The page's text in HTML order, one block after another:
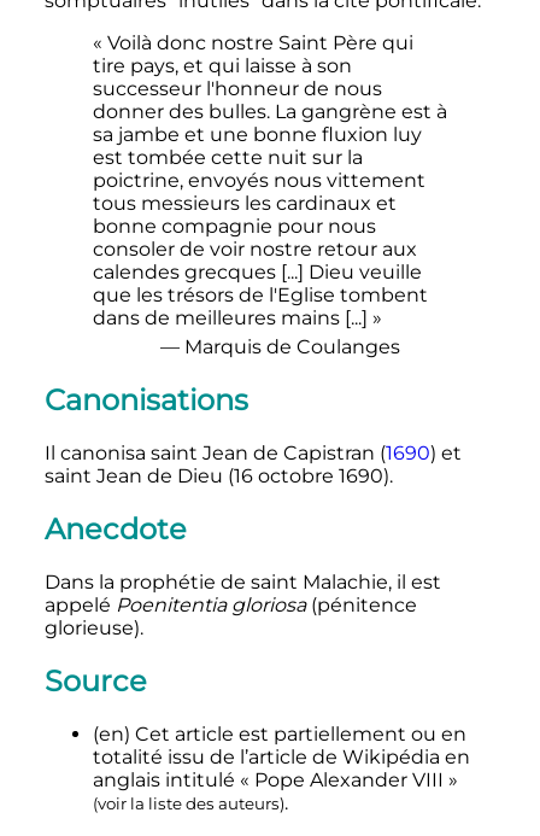
« Voilà donc nostre Saint Père qui
tire pays, et qui laisse à son
successeur l'honneur de nous
donner des bulles. La gangrène est à
sa jambe et une bonne fluxion luy
est tombée cette nuit sur la
poictrine, envoyés nous vittement
tous messieurs les cardinaux et
bonne compagnie pour nous
consoler de voir nostre retour aux
calendes grecques [...] Dieu veuille
que les trésors de l'Eglise tombent
dans de meilleures mains [...] »
— Marquis de Coulanges
Canonisations
Il canonisa saint Jean de Capistran (1690) et
saint Jean de Dieu (16 octobre 1690).
Anecdote
Dans la prophétie de saint Malachie, il est
appelé Poenitentia gloriosa(pénitence
glorieuse).
Source
(en) Cet article est partiellement ou en
totalité issu de l’article de Wikipédia en
anglais intitulé « Pope Alexander VIII »
(voir la liste des auteurs).